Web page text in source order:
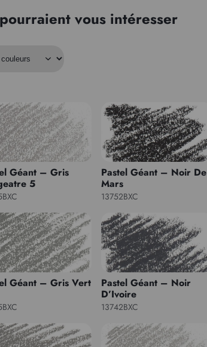
vous intéresser
Géant – Gris
5
Pastel Géant – Noir De
Mars
13752BXC
Géant – Gris Vert
Pastel Géant – Noir
D’Ivoire
13742BXC